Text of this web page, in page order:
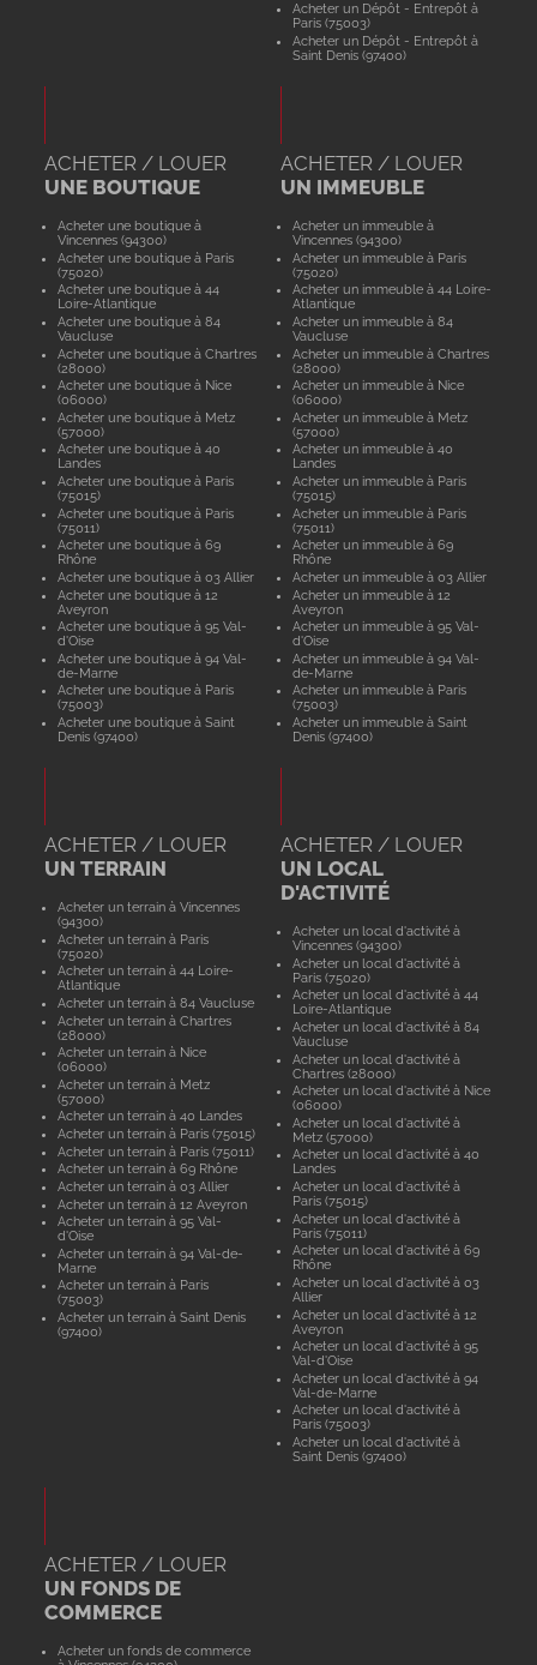
Acheter un Dépôt - Entrepôt à
Paris (75003)
Acheter un Dépôt - Entrepôt à
Saint Denis (97400)
ACHETER / LOUER
UNE BOUTIQUE
Acheter une boutique à
Vincennes (94300)
Acheter une boutique à Paris
(75020)
Acheter une boutique à 44
Loire-Atlantique
Acheter une boutique à 84
Vaucluse
Acheter une boutique à Chartres
(28000)
Acheter une boutique à Nice
(06000)
Acheter une boutique à Metz
(57000)
Acheter une boutique à 40
Landes
Acheter une boutique à Paris
(75015)
Acheter une boutique à Paris
(75011)
Acheter une boutique à 69
Rhône
Acheter une boutique à 03 Allier
Acheter une boutique à 12
Aveyron
Acheter une boutique à 95 Val-
d'Oise
Acheter une boutique à 94 Val-
de-Marne
Acheter une boutique à Paris
(75003)
Acheter une boutique à Saint
Denis (97400)
ACHETER / LOUER
UN IMMEUBLE
Acheter un immeuble à
Vincennes (94300)
Acheter un immeuble à Paris
(75020)
Acheter un immeuble à 44 Loire-
Atlantique
Acheter un immeuble à 84
Vaucluse
Acheter un immeuble à Chartres
(28000)
Acheter un immeuble à Nice
(06000)
Acheter un immeuble à Metz
(57000)
Acheter un immeuble à 40
Landes
Acheter un immeuble à Paris
(75015)
Acheter un immeuble à Paris
(75011)
Acheter un immeuble à 69
Rhône
Acheter un immeuble à 03 Allier
Acheter un immeuble à 12
Aveyron
Acheter un immeuble à 95 Val-
d'Oise
Acheter un immeuble à 94 Val-
de-Marne
Acheter un immeuble à Paris
(75003)
Acheter un immeuble à Saint
Denis (97400)
ACHETER / LOUER
UN TERRAIN
Acheter un terrain à Vincennes
(94300)
Acheter un terrain à Paris
(75020)
Acheter un terrain à 44 Loire-
Atlantique
Acheter un terrain à 84 Vaucluse
Acheter un terrain à Chartres
(28000)
Acheter un terrain à Nice
(06000)
Acheter un terrain à Metz
(57000)
Acheter un terrain à 40 Landes
Acheter un terrain à Paris (75015)
Acheter un terrain à Paris (75011)
Acheter un terrain à 69 Rhône
Acheter un terrain à 03 Allier
Acheter un terrain à 12 Aveyron
Acheter un terrain à 95 Val-
d'Oise
Acheter un terrain à 94 Val-de-
Marne
Acheter un terrain à Paris
(75003)
Acheter un terrain à Saint Denis
(97400)
ACHETER / LOUER
UN LOCAL
D'ACTIVITÉ
Acheter un local d'activité à
Vincennes (94300)
Acheter un local d'activité à
Paris (75020)
Acheter un local d'activité à 44
Loire-Atlantique
Acheter un local d'activité à 84
Vaucluse
Acheter un local d'activité à
Chartres (28000)
Acheter un local d'activité à Nice
(06000)
Acheter un local d'activité à
Metz (57000)
Acheter un local d'activité à 40
Landes
Acheter un local d'activité à
Paris (75015)
Acheter un local d'activité à
Paris (75011)
Acheter un local d'activité à 69
Rhône
Acheter un local d'activité à 03
Allier
Acheter un local d'activité à 12
Aveyron
Acheter un local d'activité à 95
Val-d'Oise
Acheter un local d'activité à 94
Val-de-Marne
Acheter un local d'activité à
Paris (75003)
Acheter un local d'activité à
Saint Denis (97400)
ACHETER / LOUER
UN FONDS DE
COMMERCE
Acheter un fonds de commerce